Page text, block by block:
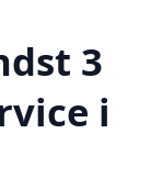
3
i